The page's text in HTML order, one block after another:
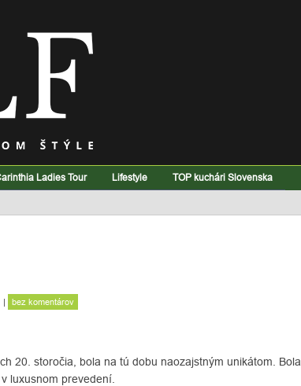
Ladies Tour Lifestyle TOP kuchári Slovenska
| bez komentárov
20. storočia, bola na tú dobu naozajstným unikátom. Bola
luxusnom prevedení.